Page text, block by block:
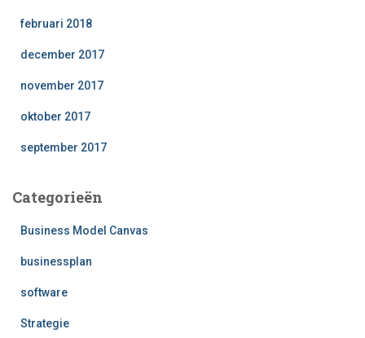
februari 2018
december 2017
november 2017
oktober 2017
september 2017
Categorieën
Business Model Canvas
businessplan
software
Strategie